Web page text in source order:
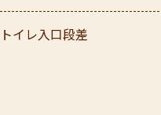
トイレ入口段差